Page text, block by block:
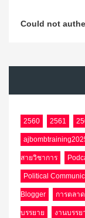
Could not
2560 2561
สายวิชาการ
Political
Blogger การตลาด
บรรยาย งานบรร